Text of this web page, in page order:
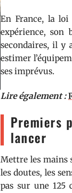
En France, la
expérience, son
secondaires, il y
estimer
ses imprévus.
Lire également :
Premiers
lancer
Mettre les mains
les doutes, les
pas sur une 125